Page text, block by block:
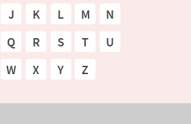
J K L M
N
Q R S T
U
W X Y Z